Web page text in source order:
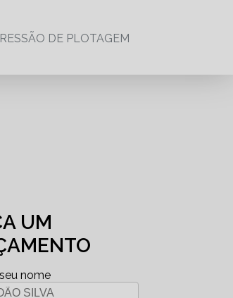
DE PLOTAGEM
UM
nome